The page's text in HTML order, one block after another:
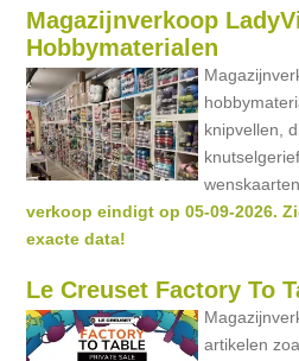
Magazijnverkoop
Hobbymaterialen
knipvellen,
verkoop eindigt op 05-09-2026.
exacte data!
Le Creuset Factory To
artikelen